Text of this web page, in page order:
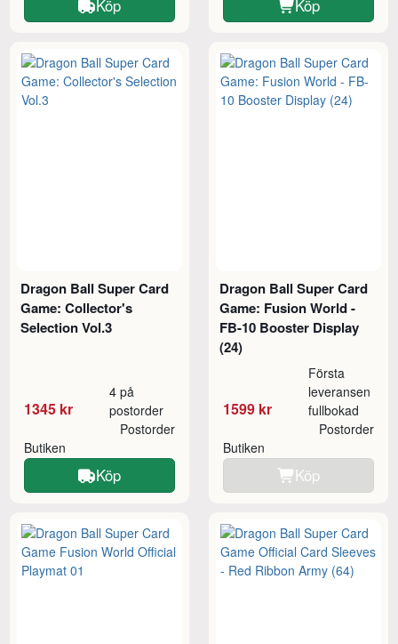
Köp Köp
Dragon Ball Super Card
Game: Collector's
Selection Vol.3
1345 kr
4 på
postorder
Butiken
Postorder
Köp
Dragon Ball Super Card
Game: Fusion World -
FB-10 Booster Display
(24)
1599 kr
Första
leveransen
fullbokad
Butiken
Postorder
Köp